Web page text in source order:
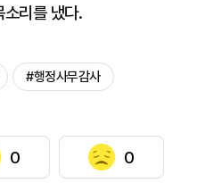
소리를 냈다.
#행정사무감사
0 0